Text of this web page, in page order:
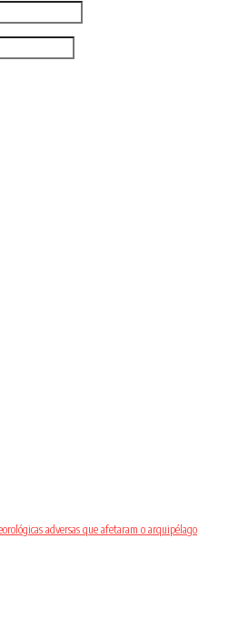
adversas que afetaram o arquipélago